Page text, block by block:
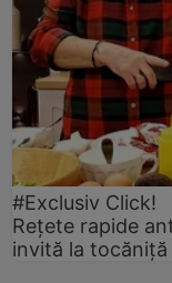
#Exclusiv Click!
Rețete rapide
invită la tocăniță